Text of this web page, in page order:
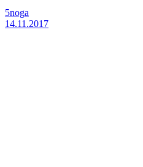
5noga
14.11.2017